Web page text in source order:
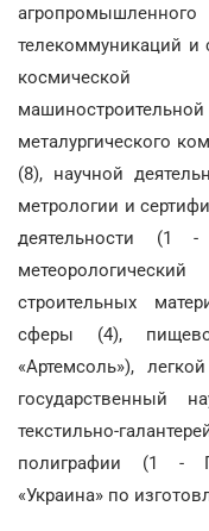
телекоммуникаций и
металургического
(8), научной
метрологии и
деятельности (1
строительных
сферы (4),
«Артемсоль»),
государственный
текстильно-
полиграфии (1 -
«Украина» по